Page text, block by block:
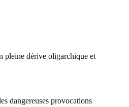
pleine dérive oligarchique et
dangereuses provocations